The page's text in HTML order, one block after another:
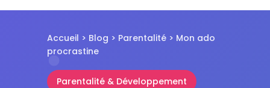
Accueil > Blog > Parentalité > Mon ado
procrastine
Parentalité & Développement